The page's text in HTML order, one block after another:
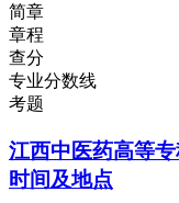
简章
章程
查分
专业分数线
考题
江西中医药高等
时间及地点